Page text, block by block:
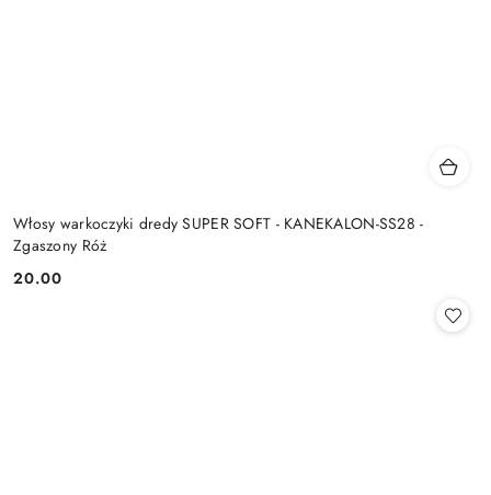
Włosy warkoczyki dredy SUPER SOFT - KANEKALON-SS28 -
Zgaszony Róż
Cena:
20.00